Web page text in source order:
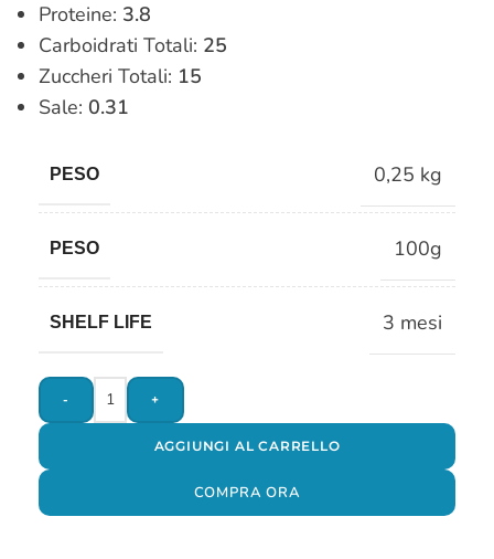
Proteine: 3.8
Carboidrati Totali: 25
Zuccheri Totali: 15
Sale: 0.31
PESO 0,25 kg
PESO 100g
SHELF LIFE 3 mesi
- +
AGGIUNGI AL CARRELLO
COMPRA ORA